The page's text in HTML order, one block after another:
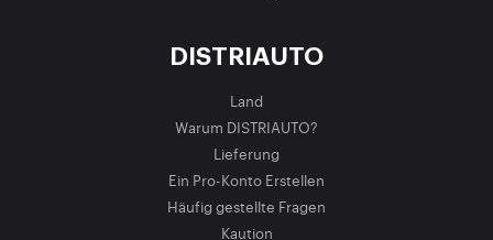
DISTRIAUTO
Land
Warum DISTRIAUTO?
Lieferung
Ein Pro-Konto Erstellen
Häufig gestellte Fragen
Kaution